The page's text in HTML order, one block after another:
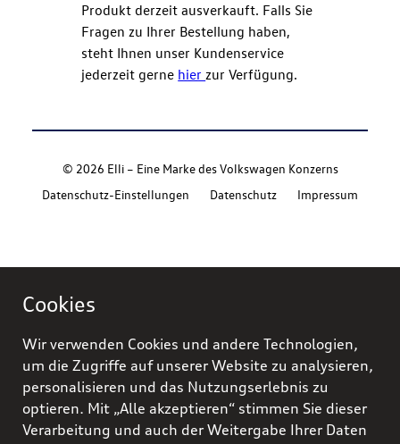
Produkt derzeit ausverkauft. Falls Sie
Fragen zu Ihrer Bestellung haben,
steht Ihnen unser Kundenservice
jederzeit gerne hierzur Verfügung.
© 2026 Elli – Eine Marke des Volkswagen Konzerns
Datenschutz-Einstellungen
Datenschutz Impressum
Cookies
Wir verwenden Cookies und andere Technologien,
um die Zugriffe auf unserer Website zu analysieren,
personalisieren und das Nutzungserlebnis zu
optieren. Mit „Alle akzeptieren“ stimmen Sie dieser
Verarbeitung und auch der Weitergabe Ihrer Daten